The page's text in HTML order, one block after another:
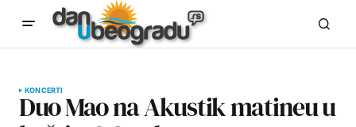
KONCERTI
Duo Mao na Akustik matineu u